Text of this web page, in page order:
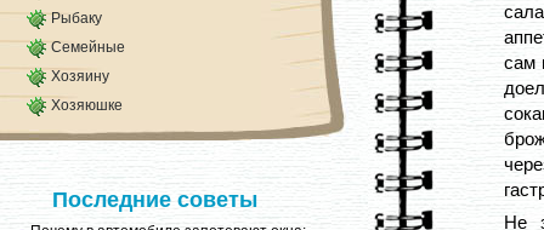
Рыбаку
Семейные
Хозяину
Хозяюшке
Последние советы
сам
Не